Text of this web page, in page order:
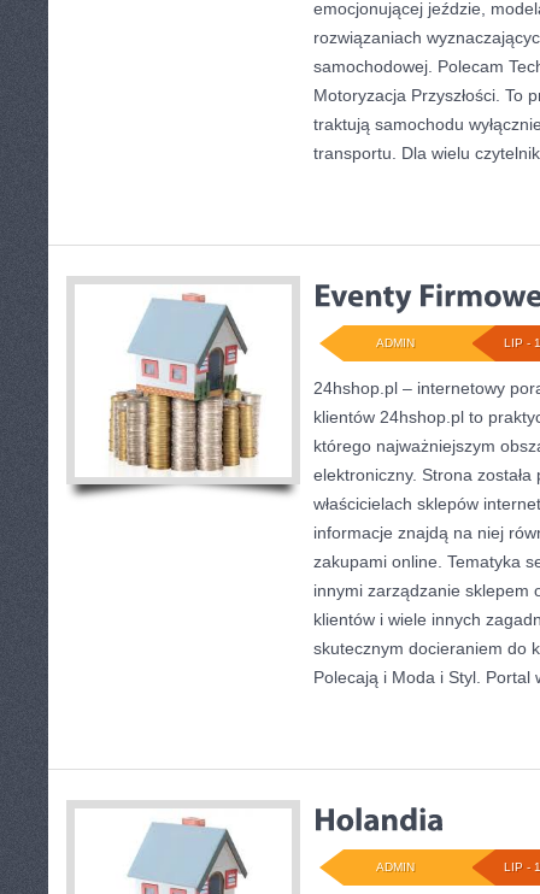
emocjonującej jeździe,
rozwiązaniach
samochodowej. Polecam
Motoryzacja Przyszłości. To
traktują samochodu
transportu. Dla wielu
LIP -
ADMIN
24hshop.pl – internetowy
klientów 24hshop.pl to
którego najważniejszym
elektroniczny. Strona
właścicielach sklepów
informacje znajdą na niej
zakupami online. Tematyka
innymi zarządzanie sklepem
klientów i wiele innych
skutecznym docieraniem do
Polecają i Moda i Styl. Portal
LIP -
ADMIN